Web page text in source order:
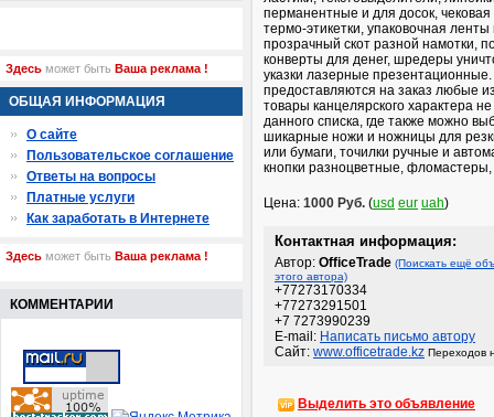
перманентные и для досок, чековая
термо-этикетки, упаковочная ленты
прозрачный скот разной намотки,
конверты для денег, шредеры
указки лазерные презентационные.
предоставляются на заказ любые
товары канцелярского характера
данного списка, где также можно
шикарные ножи и ножницы для
или бумаги, точилки ручные и
кнопки разноцветные,
Цена: 1000 Руб. (usd eur uah)
Контактная информация:
Автор: OfficeTrade (Поискать ещё
этого автора)
+77273170334
+77273291501
+7 7273990239
E-mail: Написать письмо автору
Сайт: www.officetrade.kz Переходов
Выделить это объявление
Здесь может быть Ваша реклама !
ОБЩАЯ ИНФОРМАЦИЯ
О сайте
Пользовательское соглашение
Ответы на вопросы
Платные услуги
Как заработать в Интернете
Здесь может быть Ваша реклама !
КОММЕНТАРИИ